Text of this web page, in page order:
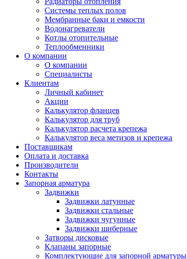
Системы теплых полов
Мембранные баки и емкости
Водонагреватели
Котлы отопительные
Теплообменники
О компании
О компании
Специалисты
Клиентам
Личный кабинет
Акции
Калькулятор фланцев
Калькулятор для труб
Калькулятор расчета крепежа
Калькулятор веса метизов и крепежа
Поставщикам
Оплата и доставка
Производители
Контакты
Запорная арматура
Задвижки
Задвижки латунные
Задвижки стальные
Задвижки чугунные
Задвижки шиберные
Затворы дисковые
Клапаны запорные
Комплектующие для запорной арматуры